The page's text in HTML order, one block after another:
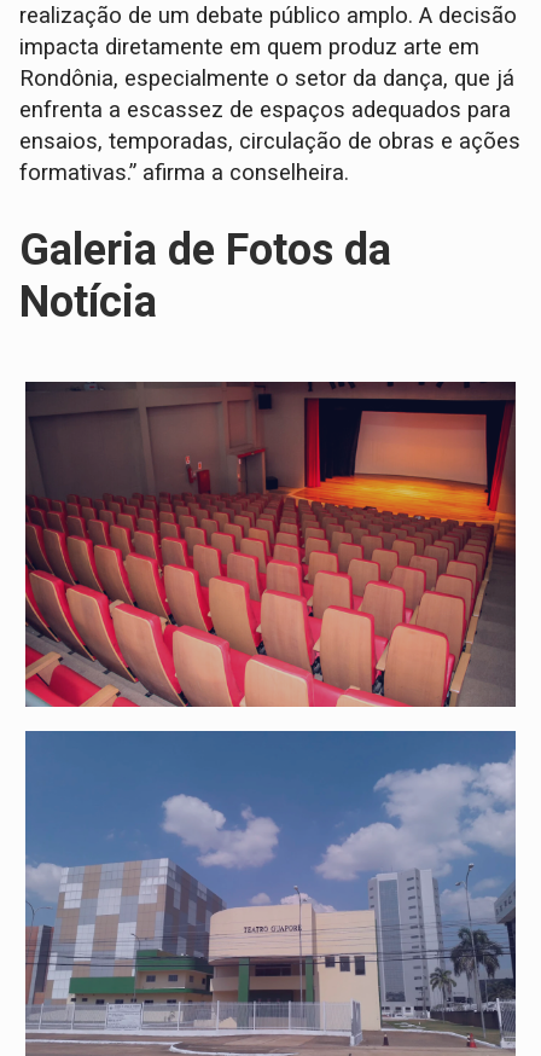
realização de um debate público amplo. A decisão
impacta diretamente em quem produz arte em
Rondônia, especialmente o setor da dança, que já
enfrenta a escassez de espaços adequados para
ensaios, temporadas, circulação de obras e ações
formativas.” afirma a conselheira.
Galeria de Fotos da
Notícia